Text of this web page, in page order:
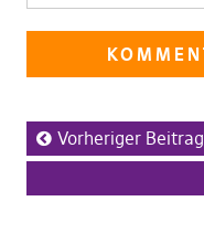
Vorheriger Beitrag